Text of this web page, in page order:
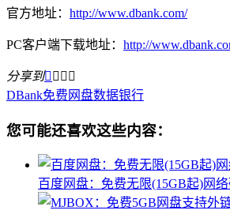
官方地址： http://www.dbank.com/
PC客户端下载地址： http://
分享到   
DBank免费网盘数据银行
您可能还喜欢这些内容：
百度网盘：免费无限(15GB起)网